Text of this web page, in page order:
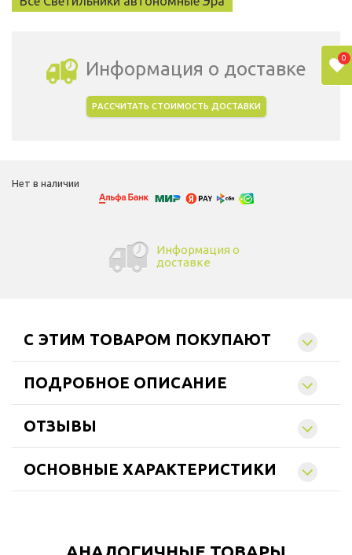
Информация о доставке
РАССЧИТАТЬ СТОИМОСТЬ ДОСТАВКИ
Нет в наличии
Информация о
доставке
C ЭТИМ ТОВАРОМ ПОКУПАЮТ
ПОДРОБНОЕ ОПИСАНИЕ
ОТЗЫВЫ
ОСНОВНЫЕ ХАРАКТЕРИСТИКИ
0